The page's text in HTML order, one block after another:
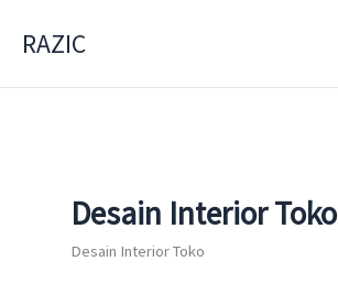
RAZIC
Desain Interior Toko
Desain Interior Toko